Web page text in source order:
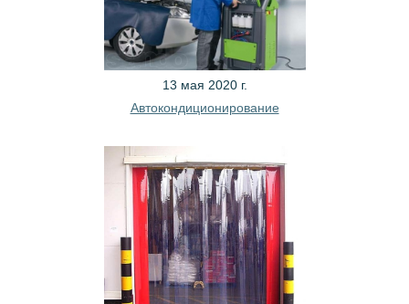
13 мая 2020 г.
Автокондиционирование